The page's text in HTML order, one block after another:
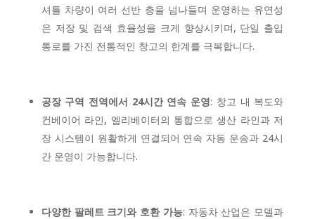
셔틀 차량이 여러 선반 층을 넘나들며 운영하는 유연성
은 저장 및 검색 효율성을 크게 향상시키며, 단일 출입
통로를 가진 전통적인 창고의 한계를 극복합니다.
공장 구역 전역에서 24시간 연속 운영: 창고 내 복도와
컨베이어 라인, 엘리베이터의 통합으로 생산 라인과 저
장 시스템이 원활하게 연결되어 연속 자동 운송과 24시
간 운영이 가능합니다.
다양한 팔레트 크기와 호환 가능: 자동차 산업은 모델과